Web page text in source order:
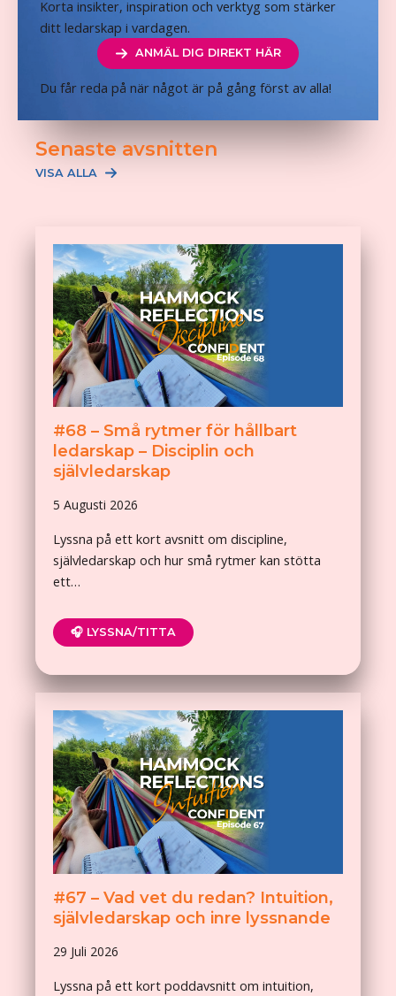
Korta insikter, inspiration och verktyg som stärker
ditt ledarskap i vardagen.
ANMÄL DIG DIREKT HÄR
Du får reda på när något är på gång först av alla!
Senaste avsnitten
VISA ALLA
#68 – Små rytmer för hållbart
ledarskap – Disciplin och
självledarskap
5 Augusti 2026
Lyssna på ett kort avsnitt om discipline,
självledarskap och hur små rytmer kan stötta
ett…
🎧 LYSSNA/TITTA
#67 – Vad vet du redan? Intuition,
självledarskap och inre lyssnande
29 Juli 2026
Lyssna på ett kort poddavsnitt om intuition,